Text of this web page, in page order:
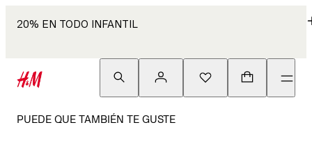
20% EN TODO INFANTIL
PUEDE QUE TAMBIÉN TE GUSTE